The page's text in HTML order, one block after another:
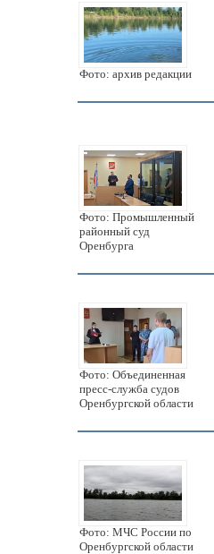
Фото: архив редакции
Фото: Промышленный
районный суд
Оренбурга
Фото: Объединенная
пресс-служба судов
Оренбургской области
Фото: МЧС России по
Оренбургской области